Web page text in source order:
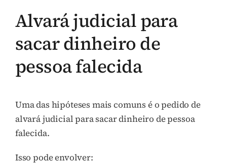
Alvará judicial para
sacar dinheiro de
pessoa falecida
Uma das hipóteses mais comuns é o pedido de
alvará judicial para sacar dinheiro de pessoa
falecida.
Isso pode envolver: